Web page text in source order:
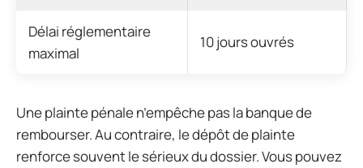
Délai réglementaire
maximal
10 jours ouvrés
Une plainte pénale n’empêche pas la banque de
rembourser. Au contraire, le dépôt de plainte
renforce souvent le sérieux du dossier. Vous pouvez